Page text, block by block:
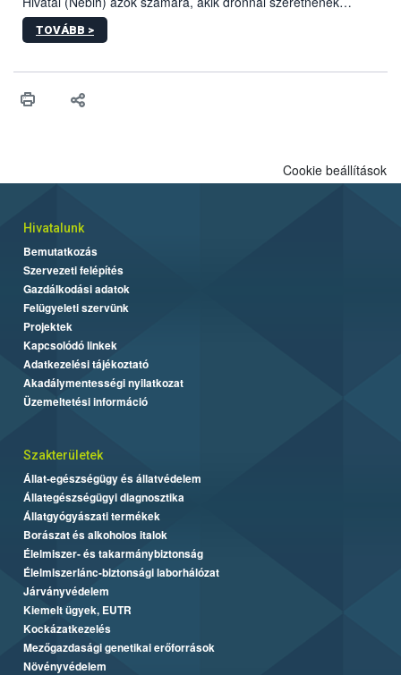
növényvédelmi vagy tápanyag-gazdálkodási tevékenységet
végezni Magyarországon. Az összefoglaló részletesen
műszaki és hatósági feltételek.
TOVÁBB >
Cookie beállítások
Hivatalunk
Bemutatkozás
Szervezeti felépítés
Gazdálkodási adatok
Felügyeleti szervünk
Projektek
Kapcsolódó linkek
Adatkezelési tájékoztató
Akadálymentességi nyilatkozat
Üzemeltetési információ
Szakterületek
Állat-egészségügy és állatvédelem
Állategészségügyi diagnosztika
Állatgyógyászati termékek
Borászat és alkoholos italok
Élelmiszer- és takarmánybiztonság
Élelmiszerlánc-biztonsági laborhálózat
Járványvédelem
Kiemelt ügyek, EUTR
Kockázatkezelés
Mezőgazdasági genetikai erőforrások
Növényvédelem